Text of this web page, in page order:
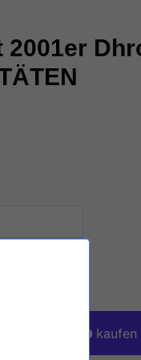
2001er